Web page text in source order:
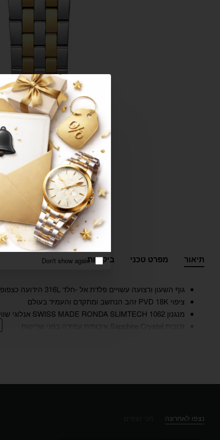
Don't show again
יש לכם שאלות
תיאור מפרט טכני ביקורות
גוף השעון ורצועה עשויים פלדת אל -חלד 316L הידועה כצפופה עמידה במיוחד ואנטי אלרגנית
ציפוי PVD 18K זהב הנחשב ומתקדם והעמיד בעולם
מנגנון SWISS MADE RONDA SLIMTECH 1062 אנלוגי שווייצרי אמין ומדויק
זכוכית Sapphire Crystal איכותית עמידה בפני שריטות
רצועה
נצפו לאחרונה